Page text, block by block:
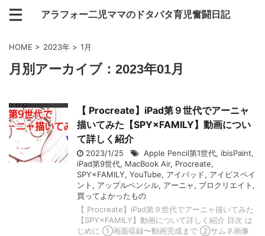
アラフォー二児ママのドタバタ育児奮闘日記
HOME > 2023年 > 1月
月別アーカイブ：2023年01月
【 Procreate】iPad第９世代でアーニャ
描いてみた【SPY×FAMILY】動画につい
て詳しく紹介
2023/1/25 Apple Pencil第1世代, ibisPaint,
iPad第9世代, MacBook Air, Procreate,
SPY×FAMILY, YouTube, アイパッド, アイビスペイ
ント , アップルペンシル, アーニャ, プロクリエイト ,
買ってよかったもの
【 Procreate】iPad第９世代でアーニャ描いてみた
【SPY×FAMILY】動画について詳しく紹介 目次 は
じめに ①画面収録〜動画完成まで ②サムネ画像